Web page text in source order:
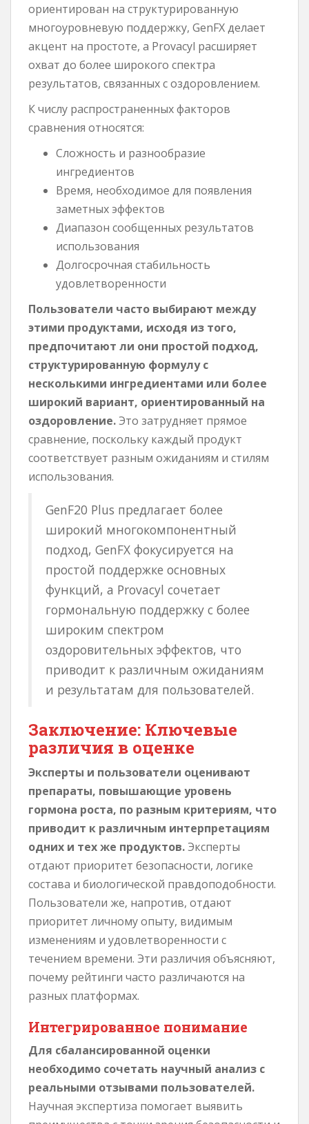
ориентирован на структурированную
многоуровневую поддержку, GenFX делает
акцент на простоте, а Provacyl расширяет
охват до более широкого спектра
результатов, связанных с оздоровлением.
К числу распространенных факторов
сравнения относятся:
Сложность и разнообразие
ингредиентов
Время, необходимое для появления
заметных эффектов
Диапазон сообщенных результатов
использования
Долгосрочная стабильность
удовлетворенности
Пользователи часто выбирают между
этими продуктами, исходя из того,
предпочитают ли они простой подход,
структурированную формулу с
несколькими ингредиентами или более
широкий вариант, ориентированный на
оздоровление. Это затрудняет прямое
сравнение, поскольку каждый продукт
соответствует разным ожиданиям и стилям
использования.
GenF20 Plus предлагает более
широкий многокомпонентный
подход, GenFX фокусируется на
простой поддержке основных
функций, а Provacyl сочетает
гормональную поддержку с более
широким спектром
оздоровительных эффектов, что
приводит к различным ожиданиям
и результатам для пользователей.
Заключение: Ключевые
различия в оценке
Эксперты и пользователи оценивают
препараты, повышающие уровень
гормона роста, по разным критериям, что
приводит к различным интерпретациям
одних и тех же продуктов. Эксперты
отдают приоритет безопасности, логике
состава и биологической правдоподобности.
Пользователи же, напротив, отдают
приоритет личному опыту, видимым
изменениям и удовлетворенности с
течением времени. Эти различия объясняют,
почему рейтинги часто различаются на
разных платформах.
Интегрированное понимание
Для сбалансированной оценки
необходимо сочетать научный анализ с
реальными отзывами пользователей.
Научная экспертиза помогает выявить